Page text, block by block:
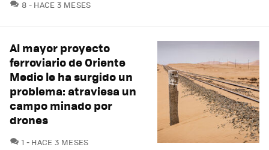
8 COMENTARIOS
HACE 3 MESES
Al mayor proyecto
ferroviario de Oriente
Medio le ha surgido un
problema: atraviesa un
campo minado por
drones
1 COMENTARIOS
HACE 3 MESES